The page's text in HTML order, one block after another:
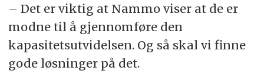
– Det er viktig at Nammo viser at de er
modne til å gjennomføre den
kapasitetsutvidelsen. Og så skal vi finne
gode løsninger på det.